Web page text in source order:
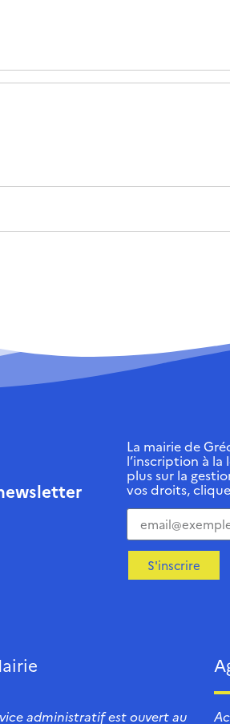
La mairie de
l’inscription à la
plus sur la
vos droits,
S'inscrire
administratif est ouvert au